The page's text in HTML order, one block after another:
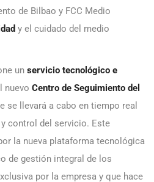
de Bilbao y FCC Medio
y el cuidado del medio
un servicio tecnológico e
nuevo Centro de Seguimiento del
se llevará a cabo en tiempo real
control del servicio. Este
la nueva plataforma tecnológica
de gestión integral de los
por la empresa y que hace